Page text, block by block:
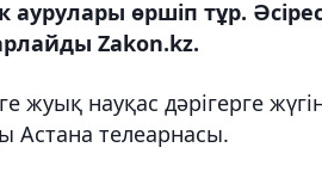
өршіп тұр.
Zakon.kz.
науқас дәрігерге
Астана телеарнасы.